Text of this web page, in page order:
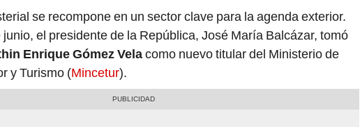
se recompone en un sector clave para la agenda exterior.
junio, el presidente de la República, José María Balcázar, tomó
Enrique Gómez Velacomo nuevo titular del Ministerio de
y Turismo (Mincetur).